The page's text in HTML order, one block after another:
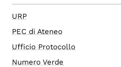
URP
PEC di Ateneo
Ufficio Protocollo
Numero Verde